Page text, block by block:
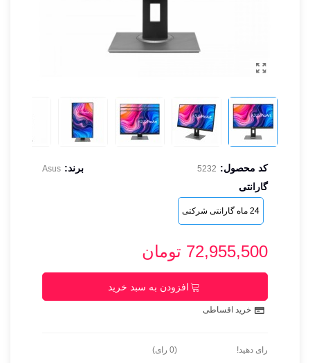
کد محصول: 5232 برند: Asus
گارانتی
24 ماه گارانتی شرکتی
72,955,500 تومان
افزودن به سبد خرید
خرید اقساطی
رای دهید! (
0 رای)